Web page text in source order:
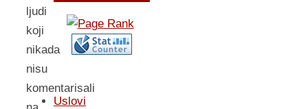
ljudi
koji
nikada
nisu
komentarisali
Uslovi